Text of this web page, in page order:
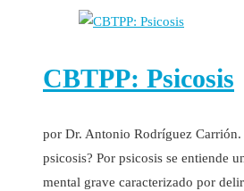
CBTPP: Psicosis
por Dr. Antonio Rodríguez Carrión.
psicosis? Por psicosis se entiende
mental grave caracterizado por